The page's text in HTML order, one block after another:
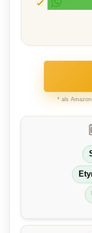
* als